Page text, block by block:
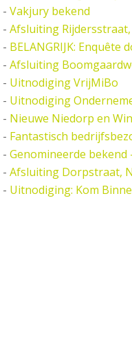
- Vakjury bekend
- Afsluiting
- BELANGRIJK:
- Afsluiting
- Uitnodiging VrijMiBo
- Uitnodiging
- Nieuwe Niedorp en
- Fantastisch
- Genomineerde bekend
- Afsluiting Dorpstraat,
- Uitnodiging: Kom